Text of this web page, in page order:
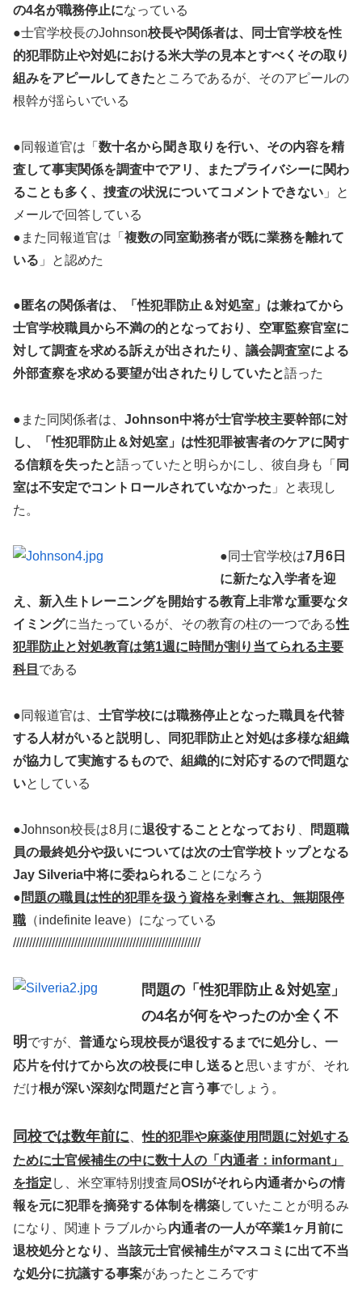
の4名が職務停止になっている
●士官学校長のJohnson校長や関係者は、同士官学校を性
的犯罪防止や対処における米大学の見本とすべくその取り
組みをアピールしてきたところであるが、そのアピールの
根幹が揺らいでいる
●同報道官は「 数十名から聞き取りを行い、その内容を精
査して事実関係を調査中でアリ、またプライバシーに関わ
ることも多く、捜査の状況についてコメントできない 」と
メールで回答している
●また同報道官は「 複数の同室勤務者が既に業務を離れて
いる 」と認めた
●匿名の関係者は、「性犯罪防止＆対処室」は兼ねてから
士官学校職員から不満の的となっており、空軍監察官室に
対して調査を求める訴えが出されたり、議会調査室による
外部査察を求める要望が出されたりしていたと語った
●また同関係者は、 Johnson中将が士官学校主要幹部に対
し、「性犯罪防止＆対処室」は性犯罪被害者のケアに関す
る信頼を失ったと語っていたと明らかにし、彼自身も「 同
室は不安定でコントロールされていなかった 」と表現し
た。
●同士官学校は7月6日
に新たな入学者を迎
え、新入生トレーニングを開始する教育上非常な重要なタ
イミングに当たっているが、その教育の柱の一つである性
犯罪防止と対処教育は第1週に時間が割り当てられる主要
科目 である
●同報道官は、 士官学校には職務停止となった職員を代替
する人材がいると説明し、同犯罪防止と対処は多様な組織
が協力して実施するもので、組織的に対応するので問題な
いとしている
●Johnson校長は8月に退役することとなっており
問題職
員の最終処分や扱いについては次の士官学校トップとなる
Jay Silveria中将に委ねられることになろう
●問題の職員は性的犯罪を扱う資格を剥奪され、無期限停
職 （indefinite leave）になっている
//////////////////////////////////////////////////////////
問題の「性犯罪防止＆対処室」
の4名が何をやったのか全く不
明 ですが、 普通なら現校長が退役するまでに処分し、一
応片を付けてから次の校長に申し送ると思いますが、それ
だけ根が深い深刻な問題だと言う事でしょう。
同校では数年前に 、性的犯罪や麻薬使用問題に対処する
ために士官候補生の中に数十人の「内通者：informant」
を指定 し、米空軍特別捜査局OSIがそれら内通者からの情
報を元に犯罪を摘発する体制を構築していたことが明るみ
になり、関連トラブルから内通者の一人が卒業1ヶ月前に
退校処分となり、当該元士官候補生がマスコミに出て不当
な処分に抗議する事案があったところです